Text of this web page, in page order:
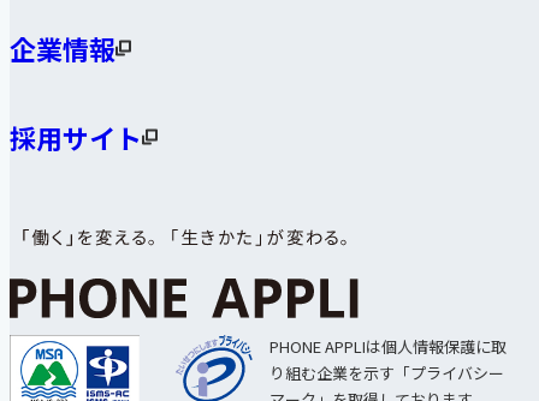
企業情報
採用サイト
PHONE APPLIは個人情報保護に取
り組む企業を示す「プライバシー